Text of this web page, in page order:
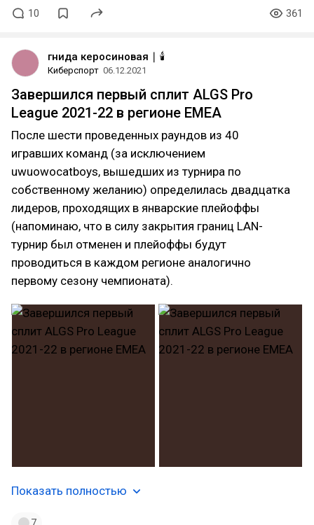
10 361
гнида керосиновая ∣ 🕯️
Киберспорт 06.12.2021
Завершился первый сплит ALGS Pro
League 2021-22 в регионе EMEA
После шести проведенных раундов из 40
игравших команд (за исключением
uwuowocatboys, вышедших из турнира по
собственному желанию) определилась двадцатка
лидеров, проходящих в январские плейоффы
(напоминаю, что в силу закрытия границ LAN-
турнир был отменен и плейоффы будут
проводиться в каждом регионе аналогично
первому сезону чемпионата).
Показать полностью